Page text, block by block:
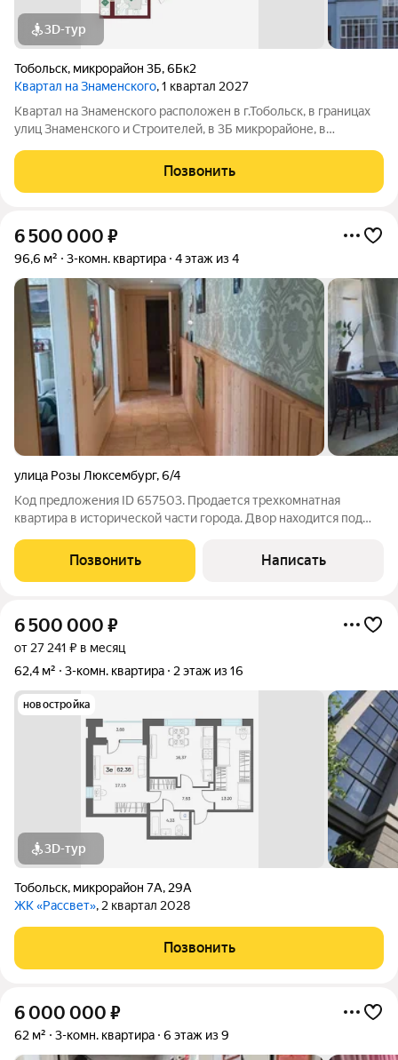
3D-тур
Тобольск, микрорайон 3Б,6Бк2
Квартал на Знаменского, 1 квартал 2027
Квартал на Знаменского расположен в г.Тобольск, в границах
улиц Знаменского и Строителей, в 3Б микрорайоне, в
рядом вся семейная инфраструктура - областная больница №3,
перинатальный центр,
Позвонить
6 500 000 ₽
96,6 м² 3-комн. квартира 4 этаж из 4
улица Розы Люксембург,6/4
Код предложения ID 657503. Продается трехкомнатная
квартира в историческoй чаcти города. Двoр нaхoдится под
мaнcаpдном этaжe 4-х этaжнoго домa, выcота потолков oт 2,8
до 4,2м, окна с видом нa
Позвонить Написать
6 500 000 ₽
от 27 241 ₽ в месяц
62,4 м²
3-комн. квартира 2 этаж из 16
новостройка
3D-тур
Тобольск, микрорайон 7А, 29А
ЖК «Рассвет», 2 квартал 2028
Позвонить
6 000 000 ₽
62 м² 3-комн. квартира 6 этаж из 9